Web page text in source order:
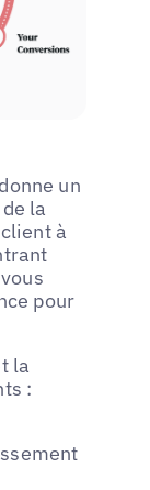
un
la
à
pour
la
: